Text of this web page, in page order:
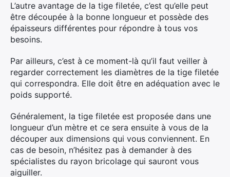
L’autre avantage de la tige filetée, c’est qu’elle peut
être découpée à la bonne longueur et possède des
épaisseurs différentes pour répondre à tous vos
besoins.
Par ailleurs, c’est à ce moment-là qu’il faut veiller à
regarder correctement les diamètres de la tige filetée
qui correspondra. Elle doit être en adéquation avec le
poids supporté.
Généralement, la tige filetée est proposée dans une
longueur d’un mètre et ce sera ensuite à vous de la
découper aux dimensions qui vous conviennent. En
cas de besoin, n’hésitez pas à demander à des
spécialistes du rayon bricolage qui sauront vous
aiguiller.